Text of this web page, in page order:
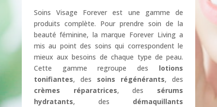
Soins Visage Forever est une gamme de
produits complète. Pour prendre soin de la
beauté féminine, la marque Forever Living a
mis au point des soins qui correspondent le
mieux aux besoins de chaque type de peau.
Cette gamme regroupe des lotions
tonifiantes, des soins régénérants, des
crèmes réparatrices, des sérums
hydratants, des démaquillants